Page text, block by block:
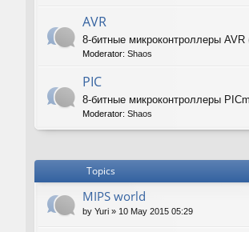
AVR
8-битные микроконтроллеры
Moderator: Shaos
PIC
8-битные микроконтроллеры
Moderator: Shaos
Topics
MIPS world
by Yuri » 10 May 2015 05:29